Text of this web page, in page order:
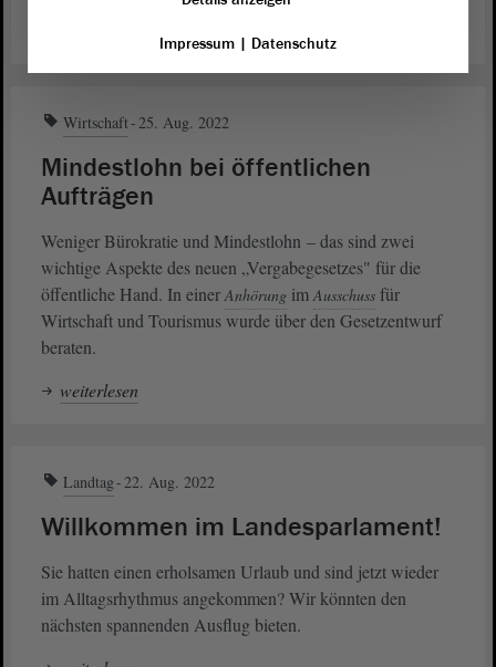
Wirtschaft 25. Aug. 2022
Mindestlohn bei öffentlichen
Aufträgen
Weniger Bürokratie und Mindestlohn – das sind zwei
wichtige Aspekte des neuen „Vergabegesetzes" für die
öffentliche Hand. In einerAnhörung imAusschuss für
Wirtschaft und Tourismus wurde über den Gesetzentwurf
beraten.
weiterlesen
Landtag 22. Aug. 2022
Willkommen im Landesparlament!
Sie hatten einen erholsamen Urlaub und sind jetzt wieder
im Alltagsrhythmus angekommen? Wir könnten den
nächsten spannenden Ausflug bieten.
Impressum| Datenschutz